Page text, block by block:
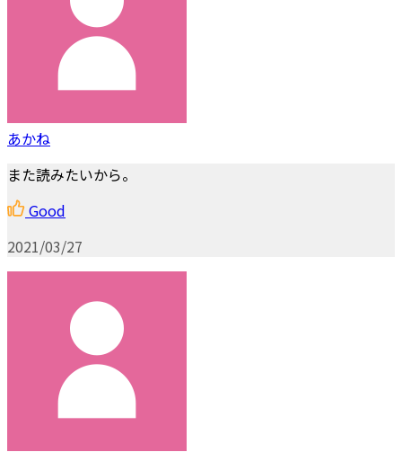
あかね
また読みたいから。
Good
2021/03/27